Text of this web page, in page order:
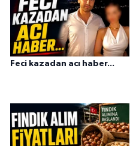
Feci kazadan acı haber...